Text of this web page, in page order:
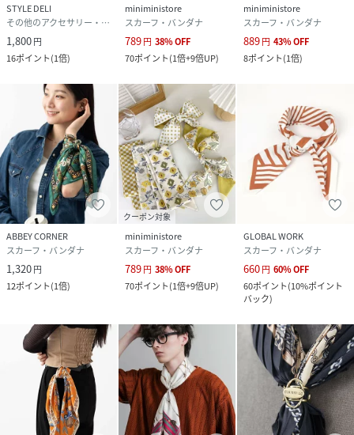
STYLE DELI
その他のアクセサリー・腕時計
1,800円
16ポイント(1倍)
miniministore
スカーフ・バンダナ
789円 38%OFF
70ポイント(1倍+9倍UP)
miniministore
スカーフ・バンダナ
889円 43%OFF
8ポイント(1倍)
ABBEY CORNER
スカーフ・バンダナ
1,320円
12ポイント(1倍)
クーポン対象
miniministore
スカーフ・バンダナ
789円 38%OFF
70ポイント(1倍+9倍UP)
GLOBAL WORK
スカーフ・バンダナ
660円 60%OFF
60ポイント(10%ポイント
バック)